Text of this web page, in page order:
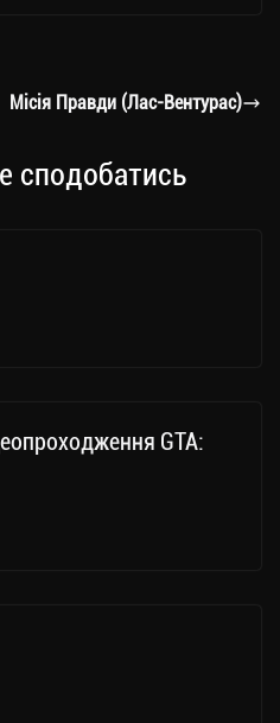
nk ти
Місія Правди (Лас-Вентурас)
сподобатись
GTA: